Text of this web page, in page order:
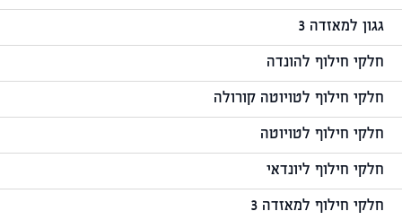
גגון למאזדה 3
חלקי חילוף להונדה
חלקי חילוף לטויוטה קורולה
חלקי חילוף לטויוטה
חלקי חילוף ליונדאי
חלקי חילוף למאזדה 3